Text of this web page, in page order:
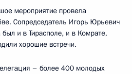
мероприятие провела
Сопредседатель Игорь Юрьевич
и в Тирасполе, и в Комрате,
хорошие встречи.
– более 400 молодых